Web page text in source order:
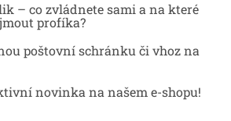
– co zvládnete sami a na které
profíka?
poštovní schránku či vhoz na
novinka na našem e-shopu!